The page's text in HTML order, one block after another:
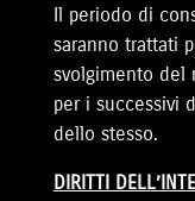
Il periodo di
saranno trattati
svolgimento del
per i successivi
dello stesso.
DIRITTI